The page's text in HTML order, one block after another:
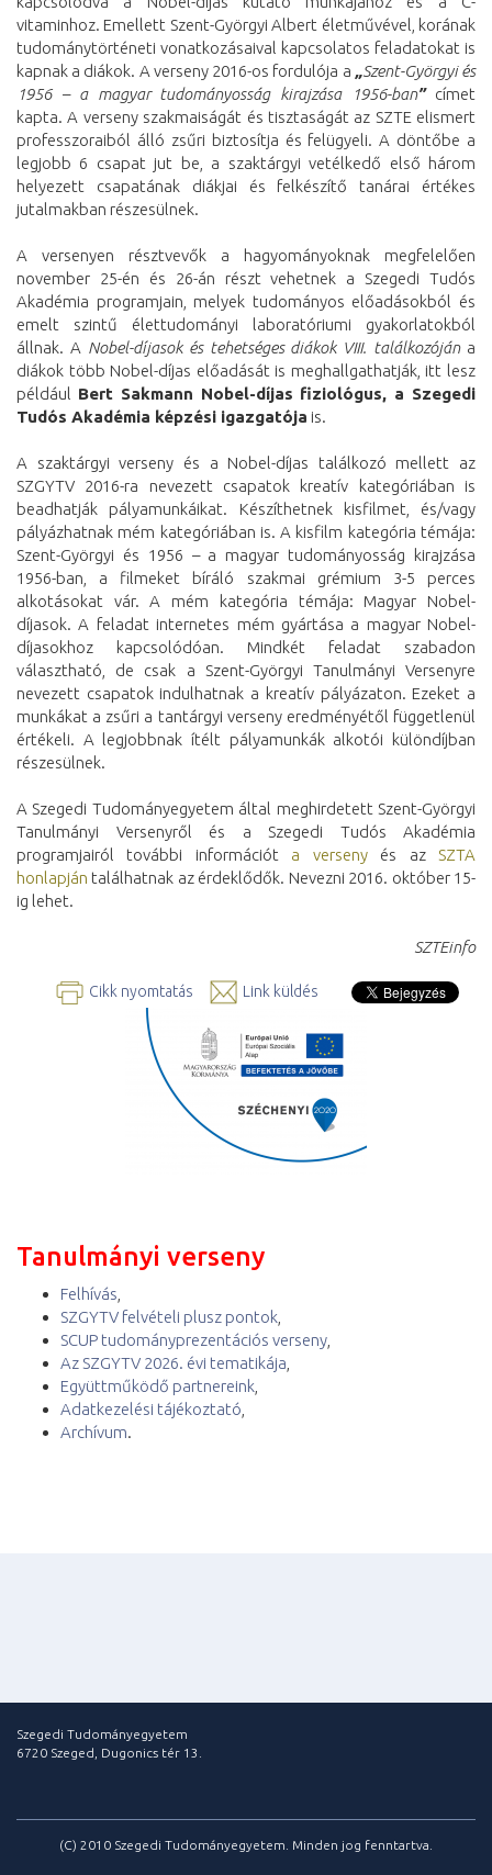
vitaminhoz. Emellett Szent-Györgyi Albert életművével, korának
tudománytörténeti vonatkozásaival kapcsolatos feladatokat is
kapnak a diákok. A verseny 2016-os fordulója a „Szent-Györgyi és
1956 – a magyar tudományosság kirajzása 1956-ban”címet
kapta. A verseny szakmaiságát és tisztaságát az SZTE elismert
professzoraiból álló zsűri biztosítja és felügyeli. A döntőbe a
legjobb 6 csapat jut be, a szaktárgyi vetélkedő első három
helyezett csapatának diákjai és felkészítő tanárai értékes
jutalmakban részesülnek.
A versenyen résztvevők a hagyományoknak megfelelően
november 25-én és 26-án részt vehetnek a Szegedi Tudós
Akadémia programjain, melyek tudományos előadásokból és
emelt szintű élettudományi laboratóriumi gyakorlatokból
állnak. A Nobel-díjasok és tehetséges diákok VIII. találkozójána
diákok több Nobel-díjas előadását is meghallgathatják, itt lesz
például Bert Sakmann Nobel-díjas fiziológus, a Szegedi
Tudós Akadémia képzési igazgatója is.
A szaktárgyi verseny és a Nobel-díjas találkozó mellett az
SZGYTV 2016-ra nevezett csapatok kreatív kategóriában is
beadhatják pályamunkáikat. Készíthetnek kisfilmet, és/vagy
pályázhatnak mém kategóriában is. A kisfilm kategória témája:
Szent-Györgyi és 1956 – a magyar tudományosság kirajzása
1956-ban, a filmeket bíráló szakmai grémium 3-5 perces
alkotásokat vár. A mém kategória témája: Magyar Nobel-
díjasok. A feladat internetes mém gyártása a magyar Nobel-
díjasokhoz kapcsolódóan. Mindkét feladat szabadon
választható, de csak a Szent-Györgyi Tanulmányi Versenyre
nevezett csapatok indulhatnak a kreatív pályázaton. Ezeket a
munkákat a zsűri a tantárgyi verseny eredményétől függetlenül
értékeli. A legjobbnak ítélt pályamunkák alkotói különdíjban
részesülnek.
A Szegedi Tudományegyetem által meghirdetett Szent-Györgyi
Tanulmányi Versenyről és a Szegedi Tudós Akadémia
programjairól további információt a versenyés az SZTA
honlapján találhatnak az érdeklődők. Nevezni 2016. október 15-
ig lehet.
SZTEinfo
Cikk nyomtatás Link küldés
Tanulmányi verseny
Felhívás
SZGYTV felvételi plusz pontok
SCUP tudományprezentációs verseny
Az SZGYTV 2026. évi tematikája
Együttműködő partnereink
Adatkezelési tájékoztató
Archívum.
Szegedi Tudományegyetem
6720 Szeged, Dugonics tér 13.
(C) 2010 Szegedi Tudományegyetem. Minden jog fenntartva.